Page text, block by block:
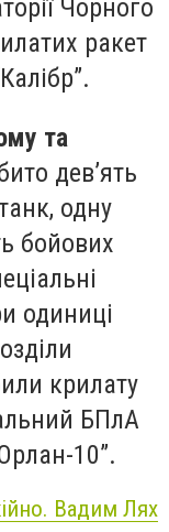
Чорного
ракет
та
дев’ять
одну
бойових
одиниці
крилату
БПлА
10”.
Вадим Лях